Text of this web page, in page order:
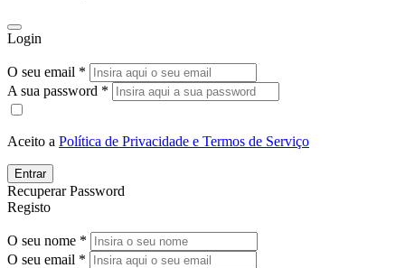
Login
O seu email *
A sua password *
Aceito a Política de Privacidade e Termos de Serviço
Entrar
Recuperar Password
Registo
O seu nome *
O seu email *